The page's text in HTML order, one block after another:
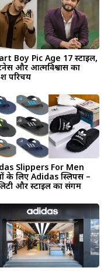
Boy Pic Age 17 स्टाइल,
और आत्मविश्वास का
परिचय
Slippers For Men
के लिए Adidas स्लिपर्स –
और स्टाइल का संगम